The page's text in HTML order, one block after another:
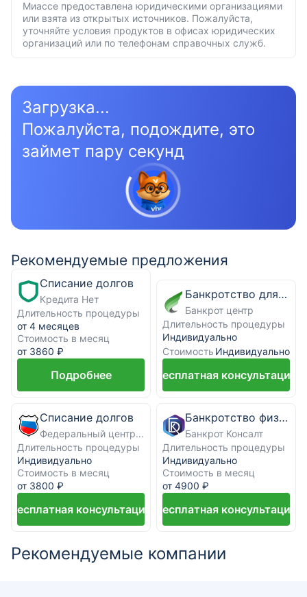
Миассе предоставлена юридическими организациями
или взята из открытых источников. Пожалуйста,
уточняйте условия продуктов в офисах юридических
организаций или по телефонам справочных служб.
Загрузка...
Пожалуйста, подождите, это
займет пару секунд
Рекомендуемые предложения
Списание долгов
Кредита Нет
Длительность процедуры
от 4 месяцев
Стоимость в месяц
от 3860 ₽
Подробнее
Банкротство для физических лиц
Банкрот центр
Длительность процедуры
Индивидуально
Стоимость Индивидуально
Бесплатная консультация
Списание долгов
Федеральный центр банкротства граждан
Длительность процедуры
Индивидуально
Стоимость в месяц
от 3800 ₽
Бесплатная консультация
Банкротство физических лиц под ключ
Банкрот Консалт
Длительность процедуры
Индивидуально
Стоимость в месяц
от 4900 ₽
Бесплатная консультация
Рекомендуемые компании